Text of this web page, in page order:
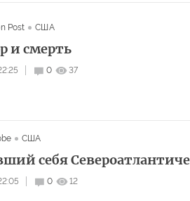
Post США
и смерть
0 37
США
себя
0 12